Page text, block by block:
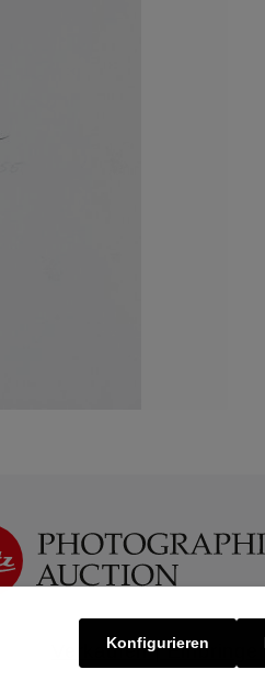
Verkaufen |
Konfigurieren